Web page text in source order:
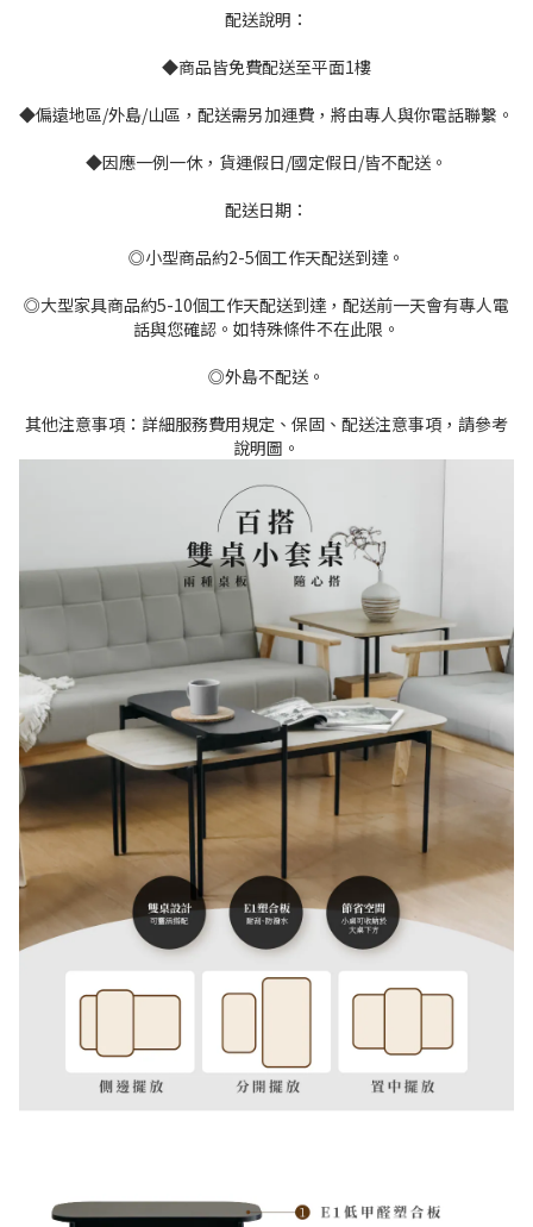
配送說明：
◆商品皆免費配送至平面1樓
◆偏遠地區/外島/山區，配送需另加運費，將由專人與你電話聯繫。
◆因應一例一休，貨運假日/國定假日/皆不配送。
配送日期：
◎小型商品約2-5個工作天配送到達。
◎大型家具商品約5-10個工作天配送到達，配送前一天會有專人電
話與您確認。如特殊條件不在此限。
◎外島不配送。
其他注意事項：詳細服務費用規定、保固、配送注意事項，請參考
說明圖。